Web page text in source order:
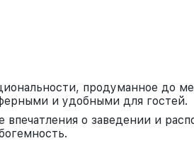
продуманное до
и удобными для гостей.
о заведении и